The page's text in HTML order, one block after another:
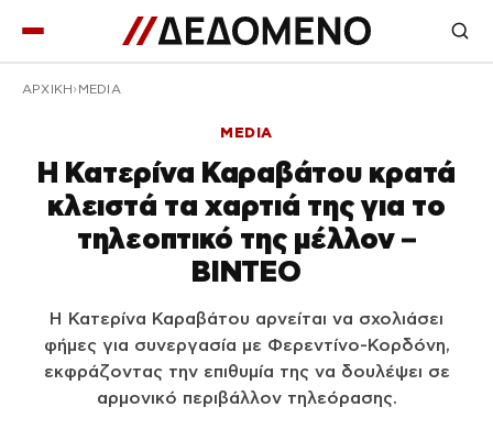
ΑΡΧΙΚΉ MEDIA
MEDIA
Η Κατερίνα Καραβάτου κρατά
κλειστά τα χαρτιά της για το
τηλεοπτικό της μέλλον –
ΒΙΝΤΕΟ
Η Κατερίνα Καραβάτου αρνείται να σχολιάσει
φήμες για συνεργασία με Φερεντίνο-Κορδόνη,
εκφράζοντας την επιθυμία της να δουλέψει σε
αρμονικό περιβάλλον τηλεόρασης.